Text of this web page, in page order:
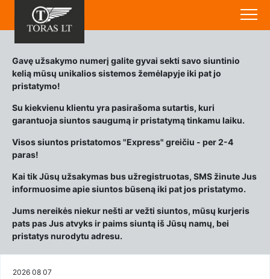
Gavę užsakymo numerį galite gyvai sekti savo siuntinio
kelią mūsų unikalios sistemos žemėlapyje iki pat jo
pristatymo!
Su kiekvienu klientu yra pasirašoma sutartis, kuri
garantuoja siuntos saugumą ir pristatymą tinkamu laiku.
Visos siuntos pristatomos "Express" greičiu - per 2-4
paras!
Kai tik Jūsų užsakymas bus užregistruotas, SMS žinute Jus
informuosime apie siuntos būseną iki pat jos pristatymo.
Jums nereikės niekur nešti ar vežti siuntos, mūsų kurjeris
pats pas Jus atvyks ir paims siuntą iš Jūsų namų, bei
pristatys nurodytu adresu.
2026 08 07